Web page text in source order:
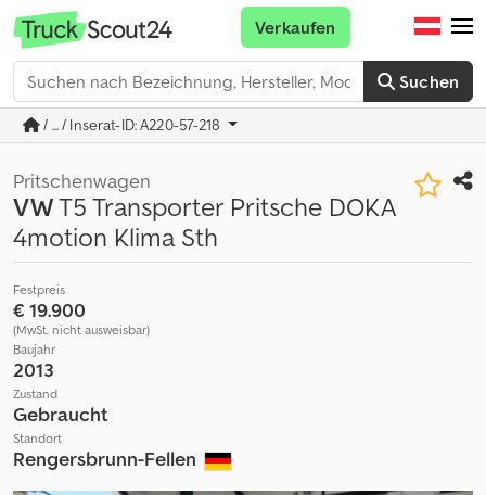
Suchen
Verkaufen
/ ... / Inserat-ID: A220-57-218
Pritschenwagen
VWT5 Transporter Pritsche DOKA
4motion Klima Sth
Festpreis
€ 19.900
(MwSt. nicht ausweisbar)
Baujahr
2013
Zustand
Gebraucht
Standort
Rengersbrunn-Fellen